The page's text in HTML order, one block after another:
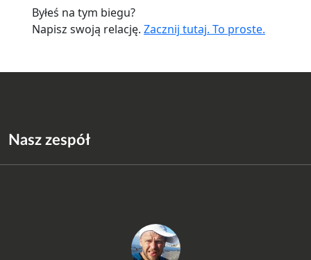
Byłeś na tym biegu?
Napisz swoją relację. Zacznij tutaj. To proste.
Nasz zespół